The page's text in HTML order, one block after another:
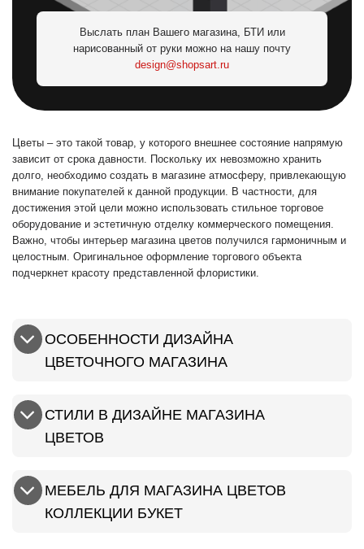
Выслать план Вашего магазина, БТИ или
нарисованный от руки можно на нашу почту
design@shopsart.ru
Цветы – это такой товар, у которого внешнее состояние напрямую
зависит от срока давности. Поскольку их невозможно хранить
долго, необходимо создать в магазине атмосферу, привлекающую
внимание покупателей к данной продукции. В частности, для
достижения этой цели можно использовать стильное торговое
оборудование и эстетичную отделку коммерческого помещения.
Важно, чтобы интерьер магазина цветов получился гармоничным и
целостным. Оригинальное оформление торгового объекта
подчеркнет красоту представленной флористики.
ОСОБЕННОСТИ ДИЗАЙНА
ЦВЕТОЧНОГО МАГАЗИНА
СТИЛИ В ДИЗАЙНЕ МАГАЗИНА
ЦВЕТОВ
МЕБЕЛЬ ДЛЯ МАГАЗИНА ЦВЕТОВ
КОЛЛЕКЦИИ БУКЕТ